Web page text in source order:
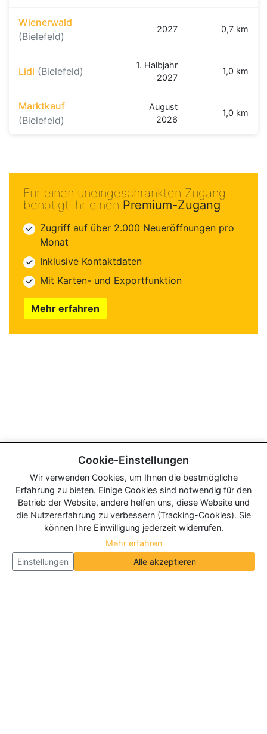
Wienerwald
(Bielefeld)
2027 0,7 km
Lidl (Bielefeld)
1. Halbjahr
2027
1,0 km
Marktkauf
(Bielefeld)
August
2026
1,0 km
Für einen uneingeschränkten Zugang
benötigt ihr einen Premium-Zugang
Zugriff auf über 2.000 Neueröffnungen pro
Monat
Inklusive Kontaktdaten
Mit Karten- und Exportfunktion
Mehr erfahren
Cookie-Einstellungen
Wir verwenden Cookies, um Ihnen die bestmögliche
Erfahrung zu bieten. Einige Cookies sind notwendig für den
Betrieb der Website, andere helfen uns, diese Website und
die Nutzererfahrung zu verbessern (Tracking-Cookies). Sie
können Ihre Einwilligung jederzeit widerrufen.
Mehr erfahren
Einstellungen
Alle akzeptieren